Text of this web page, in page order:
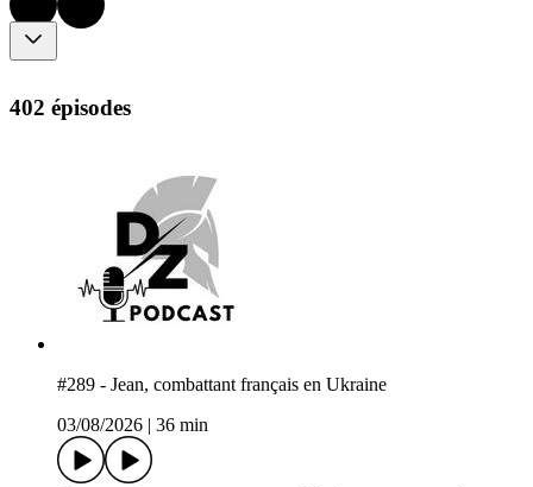
402 épisodes
#289 - Jean, combattant français en Ukraine
03/08/2026
36 min